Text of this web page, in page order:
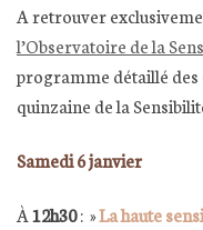
A retrouver
l’Observatoire de la
programme détaillé des
quinzaine de la
Samedi 6 janvier
À 12h30: »La haute